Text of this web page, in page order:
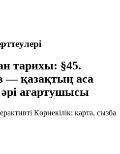
тарихы: §45.
— қазақтың аса
ағартушысы
Көрнекілік: карта, сызба